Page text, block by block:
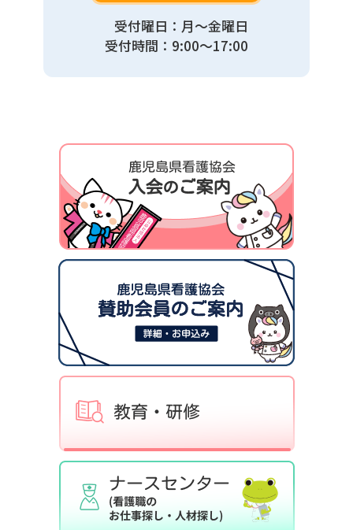
受付曜日：月～金曜日
受付時間：9:00〜17:00